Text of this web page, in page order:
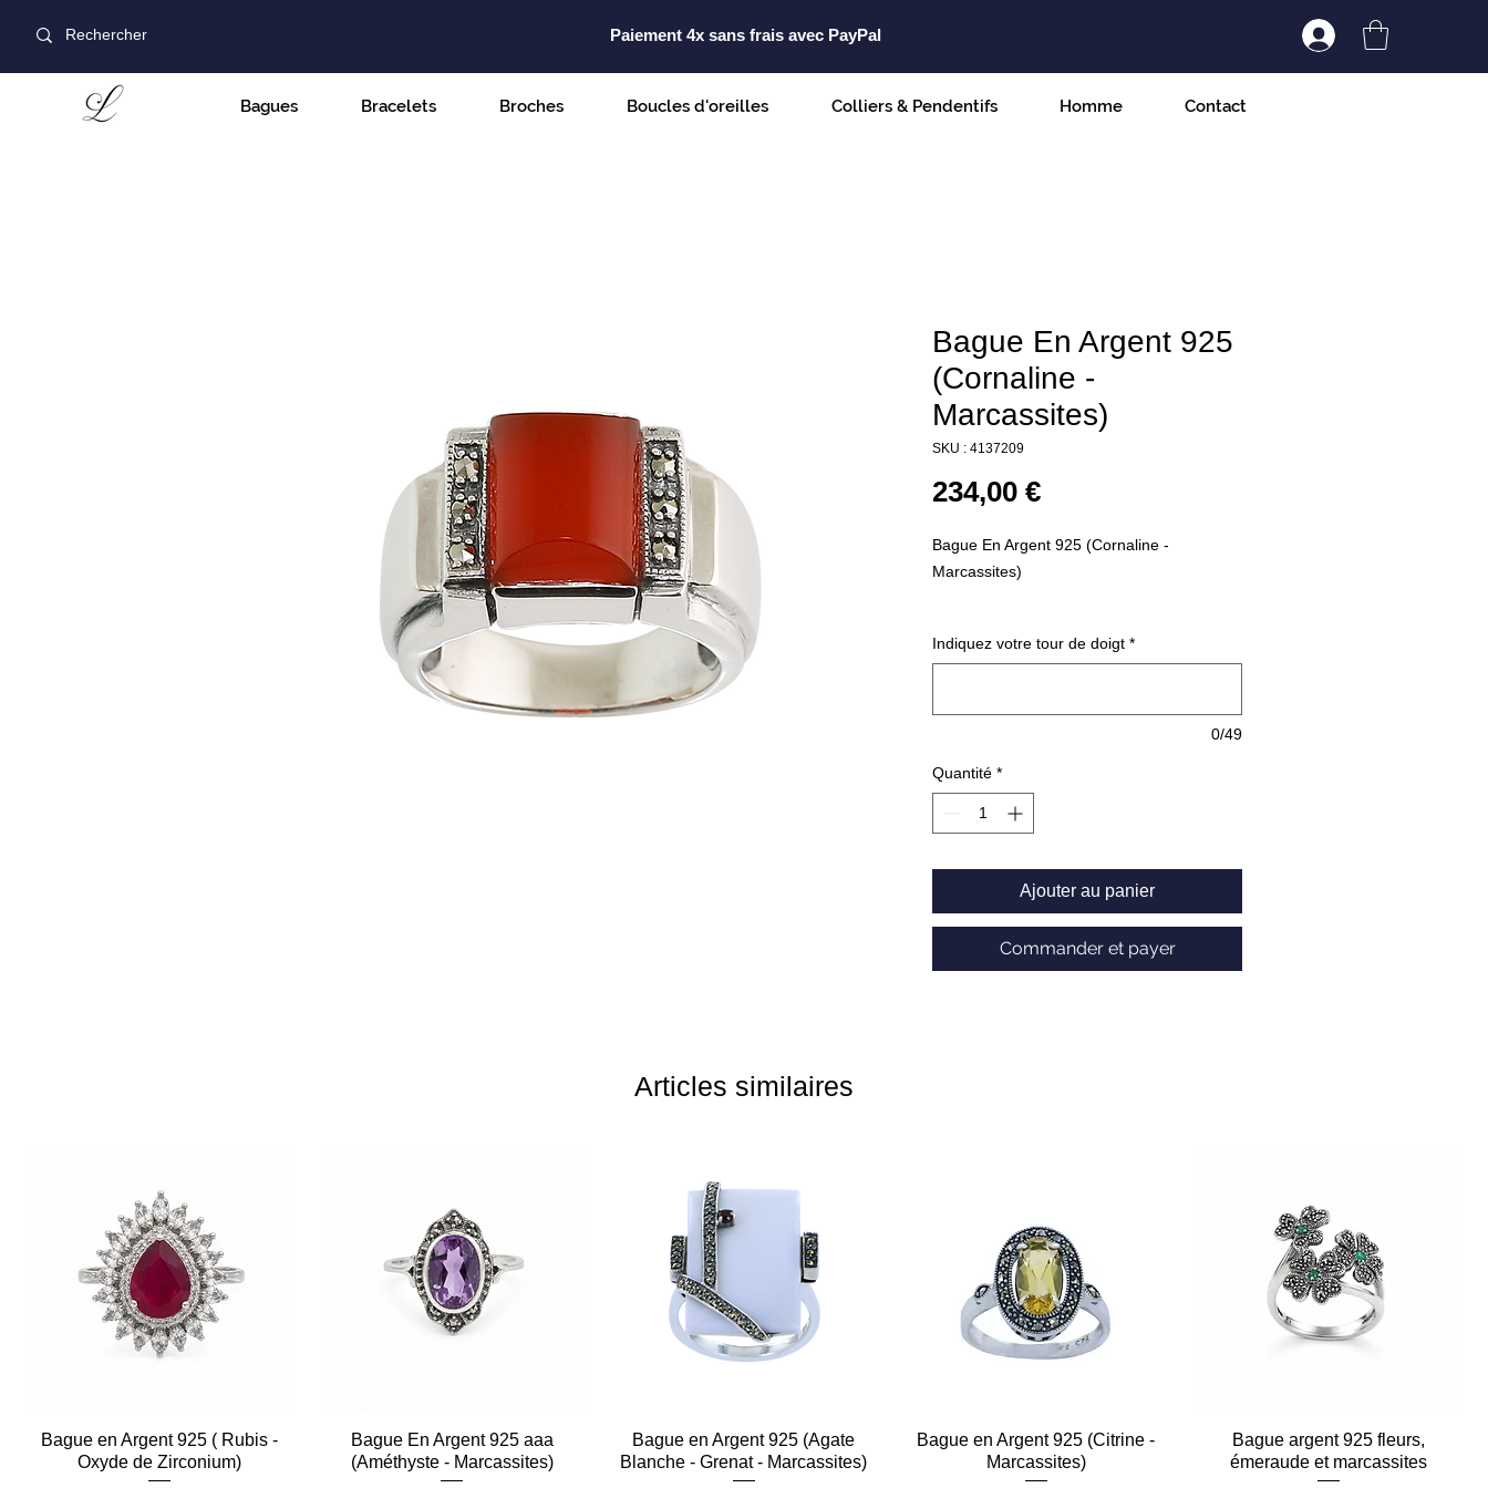
Paiement 4x sans frais avec PayPal Connexion/
Bagues Bracelets Broches Boucles d'oreilles Colliers & Pendentifs Homme Contact
Bague En Argent 925
(Cornaline -
Marcassites)
SKU : 4137209
234,00 €Prix
Bague En Argent 925 (Cornaline -
Marcassites)
Réf : 4137209
Indiquez votre tour de doigt *
0/49
Quantité *
Ajouter au panier
Commander et payer
Articles similaires
Aperçu rapide
Bague en Argent 925 ( Rubis -
Oxyde de Zirconium)
Aperçu rapide
Bague En Argent 925 aaa
(Améthyste - Marcassites)
Aperçu rapide
Bague en Argent 925 (Agate
Blanche - Grenat - Marcassites)
Aperçu rapide
Bague en Argent 925 (Citrine -
Marcassites)
Aperçu rapide
Bague argent 925 fleurs,
émeraude et marcassites